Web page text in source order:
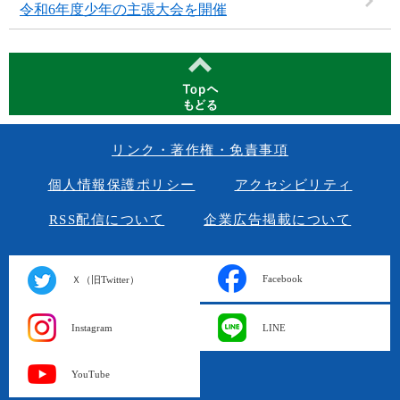
令和6年度少年の主張大会を開催
リンク・著作権・免責事項
個人情報保護ポリシー アクセシビリティ
RSS配信について 企業広告掲載について
Ｘ（旧Twitter） Facebook
Instagram LINE
YouTube